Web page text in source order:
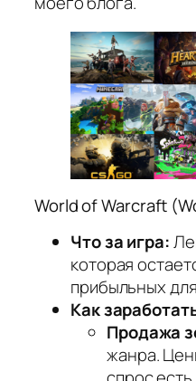
World of Warcraft
Что за игра:
которая
прибыльных
Как
Продажа
жанра.